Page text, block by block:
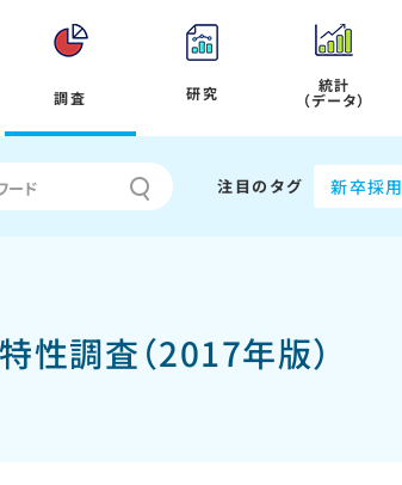
調査 研究 統計
（データ）
注目のタグ 新卒採用
調査（2017年版）